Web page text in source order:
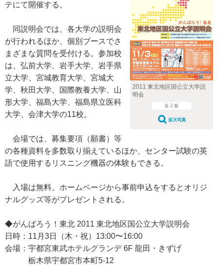
2011 東北地区国公立大学説
明会
全 2 枚
拡大写真
テにて開催する。
同説明会では、各大学の説明会
が行われるほか、個別ブースでさ
まざまな質問を受付ける。参加校
は、弘前大学、岩手大学、岩手県
立大学、宮城教育大学、宮城大
学、秋田大学、国際教養大学、山
形大学、福島大学、福島県立医科
大学、会津大学の11校。
会場では、募集要項（願書）等
の各種資料を多数取り揃えているほか、センター試験の英
語で使用するリスニング機器の体験もできる。
入場は無料。ホームページから事前申込をするとオリジ
ナルグッズ等がプレゼントされる。
◆がんばろう！東北 2011 東北地区国公立大学説明会
日時：11月3日（木・祝）13:00〜16:00
会場：宇都宮東武ホテルグランデ 6F 龍田・きずげ
栃木県宇都宮市本町5-12